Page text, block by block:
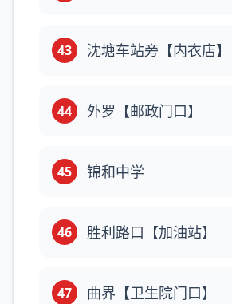
43 沈塘车站旁【内衣店】
44 外罗【邮政门口】
45 锦和中学
46 胜利路口【加油站】
47 曲界【卫生院门口】